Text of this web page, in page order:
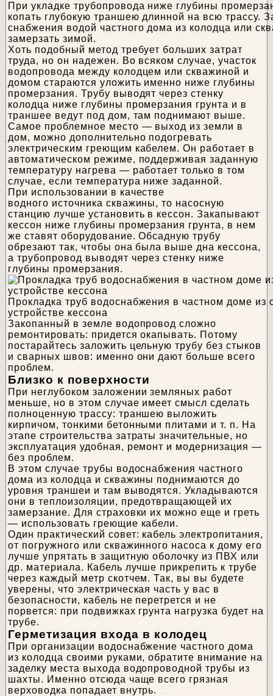
При укладке трубопровода ниже глубины
копать глубокую траншею длинной на всю трассу.
снабжения водой частного дома из колодца или
замерзать зимой.
Хоть подобный метод требует больших затрат
труда, но он надежен. Во всяком случае, участок
водопровода между колодцем или скважиной и
домом стараются уложить именно ниже глубины
промерзания. Трубу выводят через стенку
колодца ниже глубины промерзания грунта и в
траншее ведут под дом, там поднимают выше.
Самое проблемное место — выход из земли в
дом, можно дополнительно подогревать
электрическим греющим кабелем. Он работает в
автоматическом режиме, поддерживая заданную
температуру нагрева — работает только в том
случае, если температура ниже заданной.
При использовании в качестве
водного источника скважины, то насосную
станцию лучше установить в кессон. Закапывают
кессон ниже глубины промерзания грунта, в нем
же ставят оборудование. Обсадную трубу
обрезают так, чтобы она была выше дна кессона,
а трубопровод выводят через стенку ниже
глубины промерзания.
Прокладка труб водоснабжения в частном доме из
устройстве кессона
Закопанный в земле водопровод сложно
ремонтировать: придется окапывать. Потому
постарайтесь заложить цельную трубу без стыков
и сварных швов: именно они дают больше всего
проблем.
Близко к поверхности
При неглубоком заложении земляных работ
меньше, но в этом случае имеет смысл сделать
полноценную трассу: траншею выложить
кирпичом, тонкими бетонными плитами и т. п. На
этапе строительства затраты значительные, но
эксплуатация удобная, ремонт и модернизация —
без проблем.
В этом случае трубы водоснабжения частного
дома из колодца и скважины поднимаются до
уровня траншеи и там выводятся. Укладываются
они в теплоизоляции, предотвращающей их
замерзание. Для страховки их можно еще и греть
— использовать греющие кабели.
Один практический совет: кабель электропитания,
от погружного или скважинного насоса к дому его
лучше упрятать в защитную оболочку из ПВХ или
др. материала. Кабель лучше прикрепить к трубе
через каждый метр скотчем. Так, вы вы будете
уверены, что электрическая часть у вас в
безопасности, кабель не перетрется и не
порвется: при подвижках грунта нагрузка будет на
трубе.
Герметизация входа в колодец
При организации водоснабжение частного дома
из колодца своими руками, обратите внимание на
заделку места выхода водопроводной трубы из
шахты. Именно отсюда чаще всего грязная
верховодка попадает внутрь.